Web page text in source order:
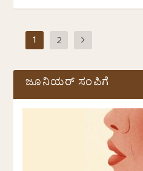
1 2
ಜೂನಿಯರ್ ಸಂಪಿಗೆ